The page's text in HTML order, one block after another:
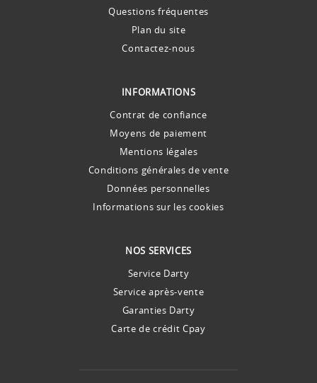
Questions fréquentes
Plan du site
Contactez-nous
INFORMATIONS
Contrat de confiance
Moyens de paiement
Mentions légales
Conditions générales de vente
Données personnelles
Informations sur les cookies
NOS SERVICES
Service Darty
Service après-vente
Garanties Darty
Carte de crédit Cpay